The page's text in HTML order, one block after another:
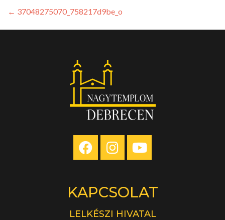
← 37048275070_758217d9be_o
KAPCSOLAT
LELKÉSZI HIVATAL